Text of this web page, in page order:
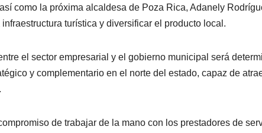
como la próxima alcaldesa de Poza Rica, Adanely
turística y diversificar el producto local.
el sector empresarial y el gobierno municipal será
y complementario en el norte del estado, capaz de
de trabajar de la mano con los prestadores de